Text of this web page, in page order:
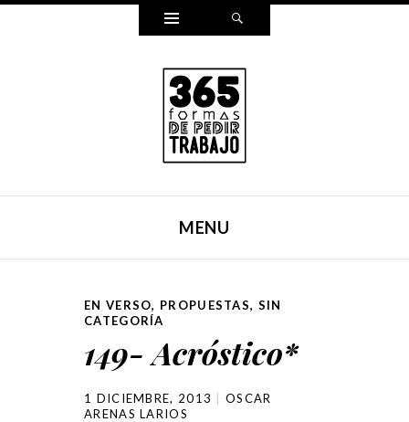
Widgets
MENU
EN VERSO, PROPUESTAS, SIN
CATEGORÍA
149- Acróstico*
1 DICIEMBRE, 2013
OSCAR
ARENAS LARIOS